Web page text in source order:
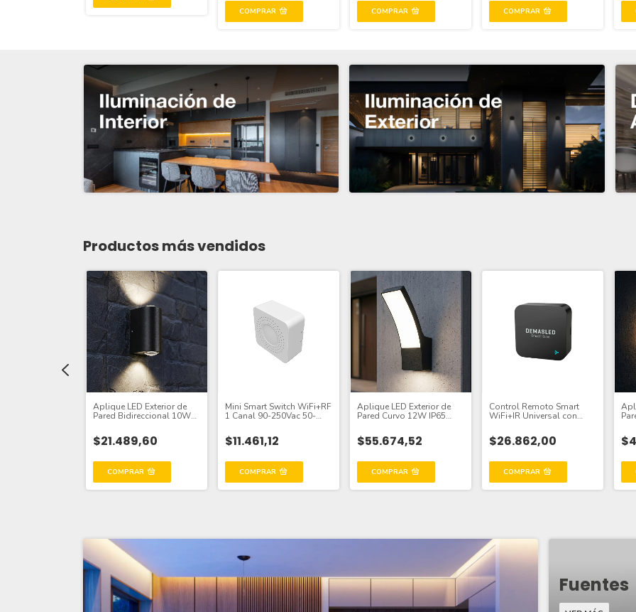
Productos más vendidos
Aplique LED Exterior de
Pared Bidireccional 10W
Blanco Neutro
$21.489,60
Mini Smart Switch WiFi+RF
1 Canal 90-250Vac 50-
$11.461,12
Aplique LED Exterior de
Pared Curvo 12W IP65
Blanco Neutro
$55.674,52
Control Remoto Smart
WiFi+IR Universal con
$26.862,00
Fuentes